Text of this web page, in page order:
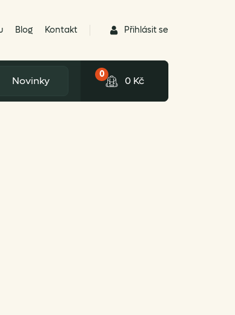
Blog Kontakt Přihlásit se
Novinky
0
0 Kč